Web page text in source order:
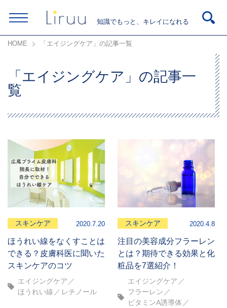
知識でもっと、キレイになれる
HOME 「エイジングケア」の記事一覧
「エイジングケア」の記事一
覧
スキンケア 2020.7.20
ほうれい線をなくすことは
できる？皮膚科医に聞いた
スキンケアのコツ
エイジングケア
ほうれい線
レチノール
スキンケア 2020.4.8
注目の美容成分フラーレン
とは？期待できる効果と化
粧品を7選紹介！
エイジングケア
フラーレン
ビタミンA誘導体